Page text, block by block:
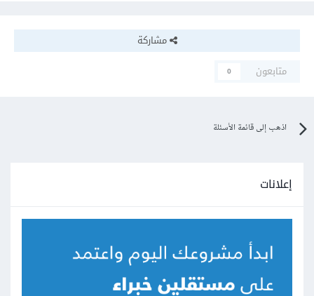
مشاركة
متابعون
0
اذهب إلى قائمة الأسئلة
إعلانات